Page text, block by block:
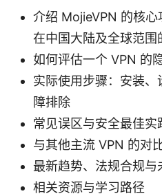
介绍 MojieVPN 的核
在中国大陆及全球范围
如何评估一个 VPN 的
实际使用步骤：安装
障排除
常见误区与安全最佳实
与其他主流 VPN 的对
最新趋势、法规合规与
相关资源与学习路径